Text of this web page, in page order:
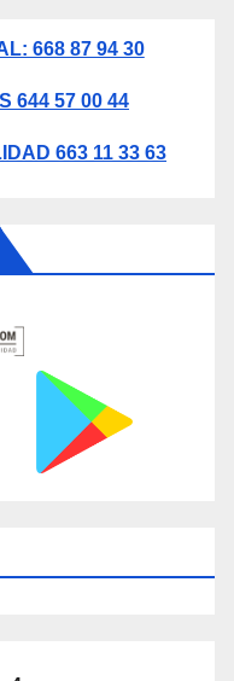
668 87 94 30
644 57 00 44
663 11 33 63